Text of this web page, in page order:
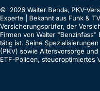
© 2026 Walter Benda, PKV-
Experte | Bekannt aus Funk &
Versicherungsprüfer, der
Firmen von Walter "Benzinfass"
tätig ist. Seine
(PKV) sowie Altersvorsorge
ETF-Policen, steueroptimiertes